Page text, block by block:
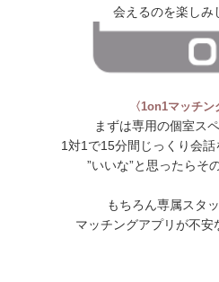
会えるのを楽しみ
〈1on1マッチン
まずは専用の個室ス
1対1で15分間じっくり会話
”いいな”と思ったらそ
もちろん専属スタ
マッチングアプリが不安